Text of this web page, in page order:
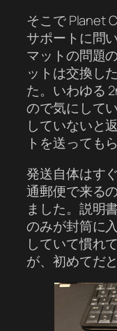
そこで Planet
サポートに問
マットの問題
ットは交換し
た。いわゆる
ので気にして
していないと
トを送っても
発送自体はす
通郵便で来る
ました。説明
のみが封筒に
していて慣れ
が、初めてだ